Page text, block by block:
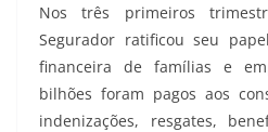
Nos três primeiros
Segurador ratificou seu
financeira de famílias e
bilhões foram pagos aos
indenizações, resgates,